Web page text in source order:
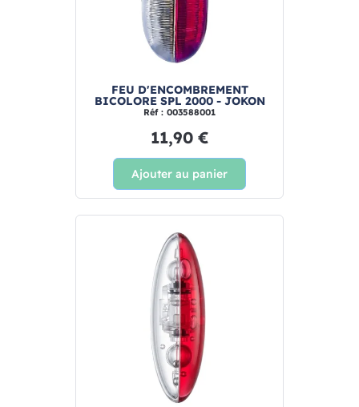
FEU D'ENCOMBREMENT
BICOLORE SPL 2000 - JOKON
Réf : 003588001
11,90 €
Ajouter au panier